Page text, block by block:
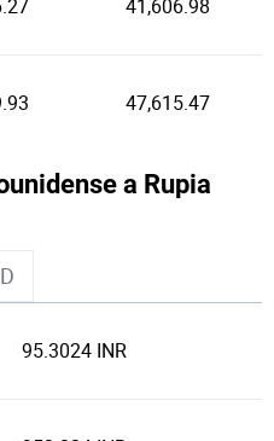
41,606.98
47,615.47
a Rupia
95.3024 INR